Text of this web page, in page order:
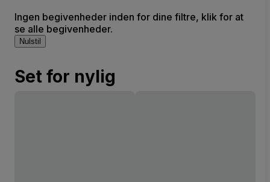
Ingen begivenheder inden for dine filtre, klik for at
se alle begivenheder.
Nulstil
Set for nylig